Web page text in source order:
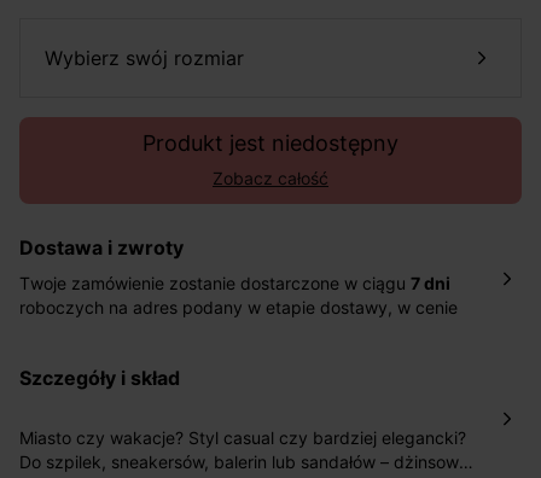
wybierz swój rozmiar
Produkt jest niedostępny
Zobacz całość
Dostawa i zwroty
Twoje zamówienie zostanie dostarczone w ciągu 7 dni
roboczych na adres podany w etapie dostawy, w cenie
pośrednictwem DHL Express.
roboczych do wybranego przez Ciebie paczkomatu , a
koszt przesyłki wynosi 9,40 zł.
szczegóły i skład
Miasto czy wakacje? Styl casual czy bardziej elegancki?
Do szpilek, sneakersów, balerin lub sandałów – dżinsowe